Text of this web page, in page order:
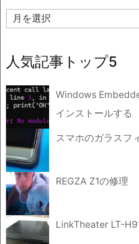
ア
ー
イ
ブ
人気記事トップ5
Windows
インストールする
スマホのガラスフ
REGZA Z1の修理
LinkTheater LT-